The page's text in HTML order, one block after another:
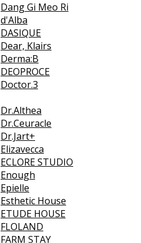
Dang Gi Meo Ri
d'Alba
DASIQUE
Dear, Klairs
Derma:B
DEOPROCE
Doctor.3
Dr.Althea
Dr.Ceuracle
Dr.Jart+
Elizavecca
ECLORE STUDIO
Enough
Epielle
Esthetic House
ETUDE HOUSE
FLOLAND
FARM STAY